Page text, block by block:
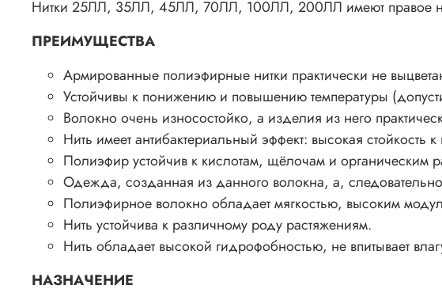
Нитки 25ЛЛ, 35ЛЛ, 45ЛЛ, 70ЛЛ, 100ЛЛ, 200ЛЛ имеют правое
ПРЕИМУЩЕСТВА
Армированные полиэфирные нитки практически не
Устойчивы к понижению и повышению температуры
Волокно очень износостойко, а изделия из него
Нить имеет антибактериальный эффект: высокая стойкость
Полиэфир устойчив к кислотам, щёлочам и органическим
Одежда, созданная из данного волокна, а,
Полиэфирное волокно обладает мягкостью, высоким
Нить устойчива к различному роду растяжениям.
Нить обладает высокой гидрофобностью, не впитывает
НАЗНАЧЕНИЕ